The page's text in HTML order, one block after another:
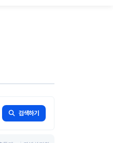
검색하기